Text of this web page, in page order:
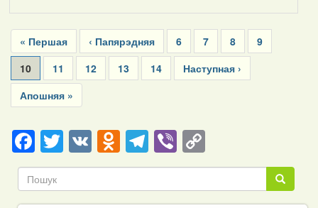
Pagination
First
page
« Першая
Previous
page
‹ Папярэдняя Page
6 Page
7 Page
8 Page
9
Current
page
10 Page
11 Page
12 Page
13 Page
14
Next
page
Наступная ›
Last
page
Апошняя »
Facebook
Twitter
VKOdnoklassniki
Telegram
ViberCopy
Link Пошук
Пошук